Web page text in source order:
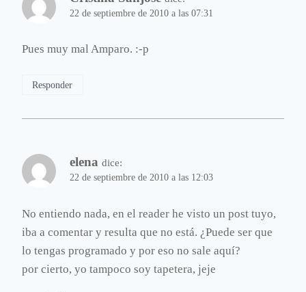
22 de septiembre de 2010 a las 07:31
Pues muy mal Amparo. :-p
Responder
elena dice:
22 de septiembre de 2010 a las 12:03
No entiendo nada, en el reader he visto un post tuyo,
iba a comentar y resulta que no está. ¿Puede ser que
lo tengas programado y por eso no sale aquí?
por cierto, yo tampoco soy tapetera, jeje